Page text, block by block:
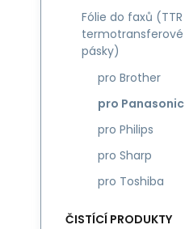
Fólie do faxů (TTR
termotransferové
pásky)
pro Brother
pro Panasonic
pro Philips
pro Sharp
pro Toshiba
ČISTÍCÍ PRODUKTY